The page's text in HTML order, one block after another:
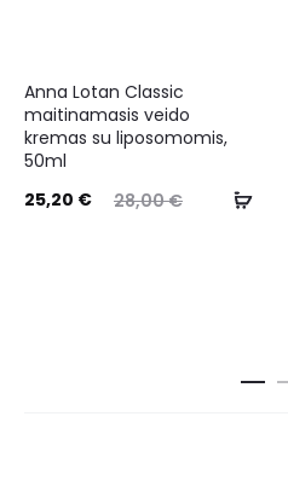
Anna Lotan Classic
maitinamasis veido
kremas su liposomomis,
50ml
28,00€
25,20 €